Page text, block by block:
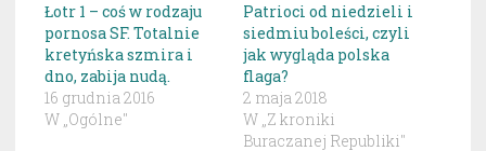
Łotr 1 – coś w rodzaju
pornosa SF. Totalnie
kretyńska szmira i
dno, zabija nudą.
16 grudnia 2016
W „Ogólne"
Patrioci od niedzieli i
siedmiu boleści, czyli
jak wygląda polska
flaga?
2 maja 2018
W „Z kroniki
Buraczanej Republiki"